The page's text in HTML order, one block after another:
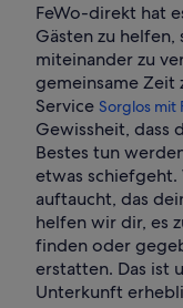
FeWo-direkt hat
Gästen zu
miteinander zu
gemeinsame Zeit
Service Sorglos mit
Gewissheit, dass
Bestes tun
etwas
auftaucht, das
helfen wir dir, es
finden oder
erstatten. Das ist
Unterkunft